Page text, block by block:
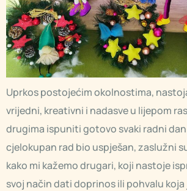
Uprkos postojećim okolnostima,
vrijedni, kreativni i nadasve u lijepom
drugima ispuniti gotovo svaki radni
cjelokupan rad bio uspješan, zaslužni
kako mi kažemo drugari, koji nastoje
svoj način dati doprinos ili pohvalu